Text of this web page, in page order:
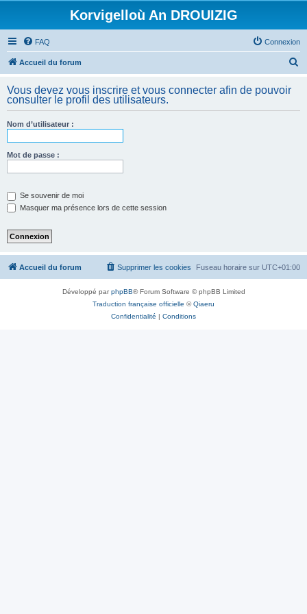
Korvigelloù An DROUIZIG
FAQ Connexion
Accueil du forum
h
Vous devez vous inscrire et vous connecter afin de pouvoir
consulter le profil des utilisateurs.
Nom d’utilisateur :
Mot de passe :
Se souvenir de moi
Masquer ma présence lors de cette session
Accueil du forum Fuseau horaire sur UTC+01:00
Supprimer les cookies
Développé parphpBB® Forum Software © phpBB Limited
Traduction française officielle ©Qiaeru
Confidentialité | Conditions